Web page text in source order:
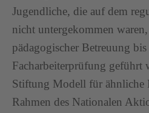
Jugendliche, die auf dem
nicht untergekommen
pädagogischer Betreuung
Facharbeiterprüfung geführt
Stiftung Modell für ähnliche
Rahmen des Nationalen